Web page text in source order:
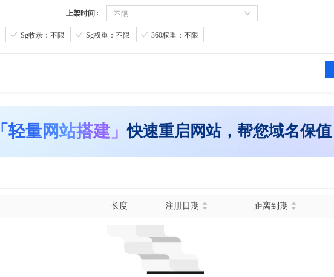
上架时间 不限
Sg收录：不限 Sg权重：不限 360权重：不限
「轻量网站搭建」快速重启网站，帮您域名保值
长度 注册日期 距离到期